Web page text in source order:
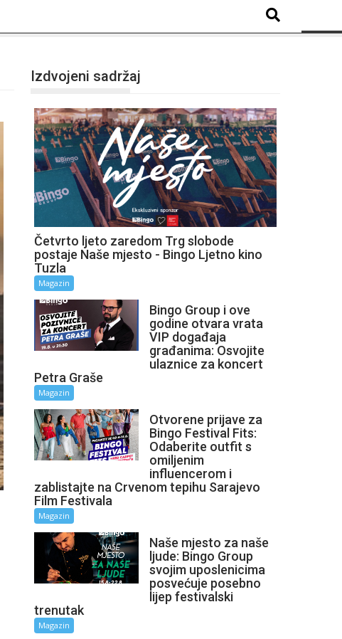
Izdvojeni sadržaj
Četvrto ljeto zaredom Trg slobode
postaje Naše mjesto - Bingo Ljetno kino
Tuzla
Magazin
Bingo Group i ove
godine otvara vrata
VIP događaja
građanima: Osvojite
ulaznice za koncert
Petra Graše
Magazin
Otvorene prijave za
Bingo Festival Fits:
Odaberite outfit s
omiljenim
influencerom i
zablistajte na Crvenom tepihu Sarajevo
Film Festivala
Magazin
Naše mjesto za naše
ljude: Bingo Group
svojim uposlenicima
posvećuje posebno
lijep festivalski
trenutak
Magazin